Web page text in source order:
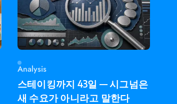
Analysis
스테이킹까지 43일 — 시그넘은
새 수요가 아니라고 말한다